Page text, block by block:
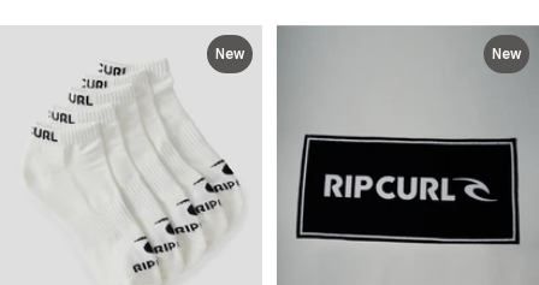
New
New